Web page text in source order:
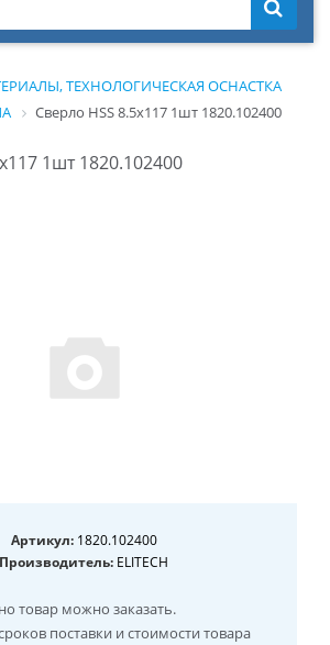
ТЕХНОЛОГИЧЕСКАЯ ОСНАСТКА
Сверло HSS 8.5х117 1шт 1820.102400
1шт 1820.102400
Артикул:1820.102400
Производитель: ELITECH
товар можно заказать.
поставки и стоимости товара